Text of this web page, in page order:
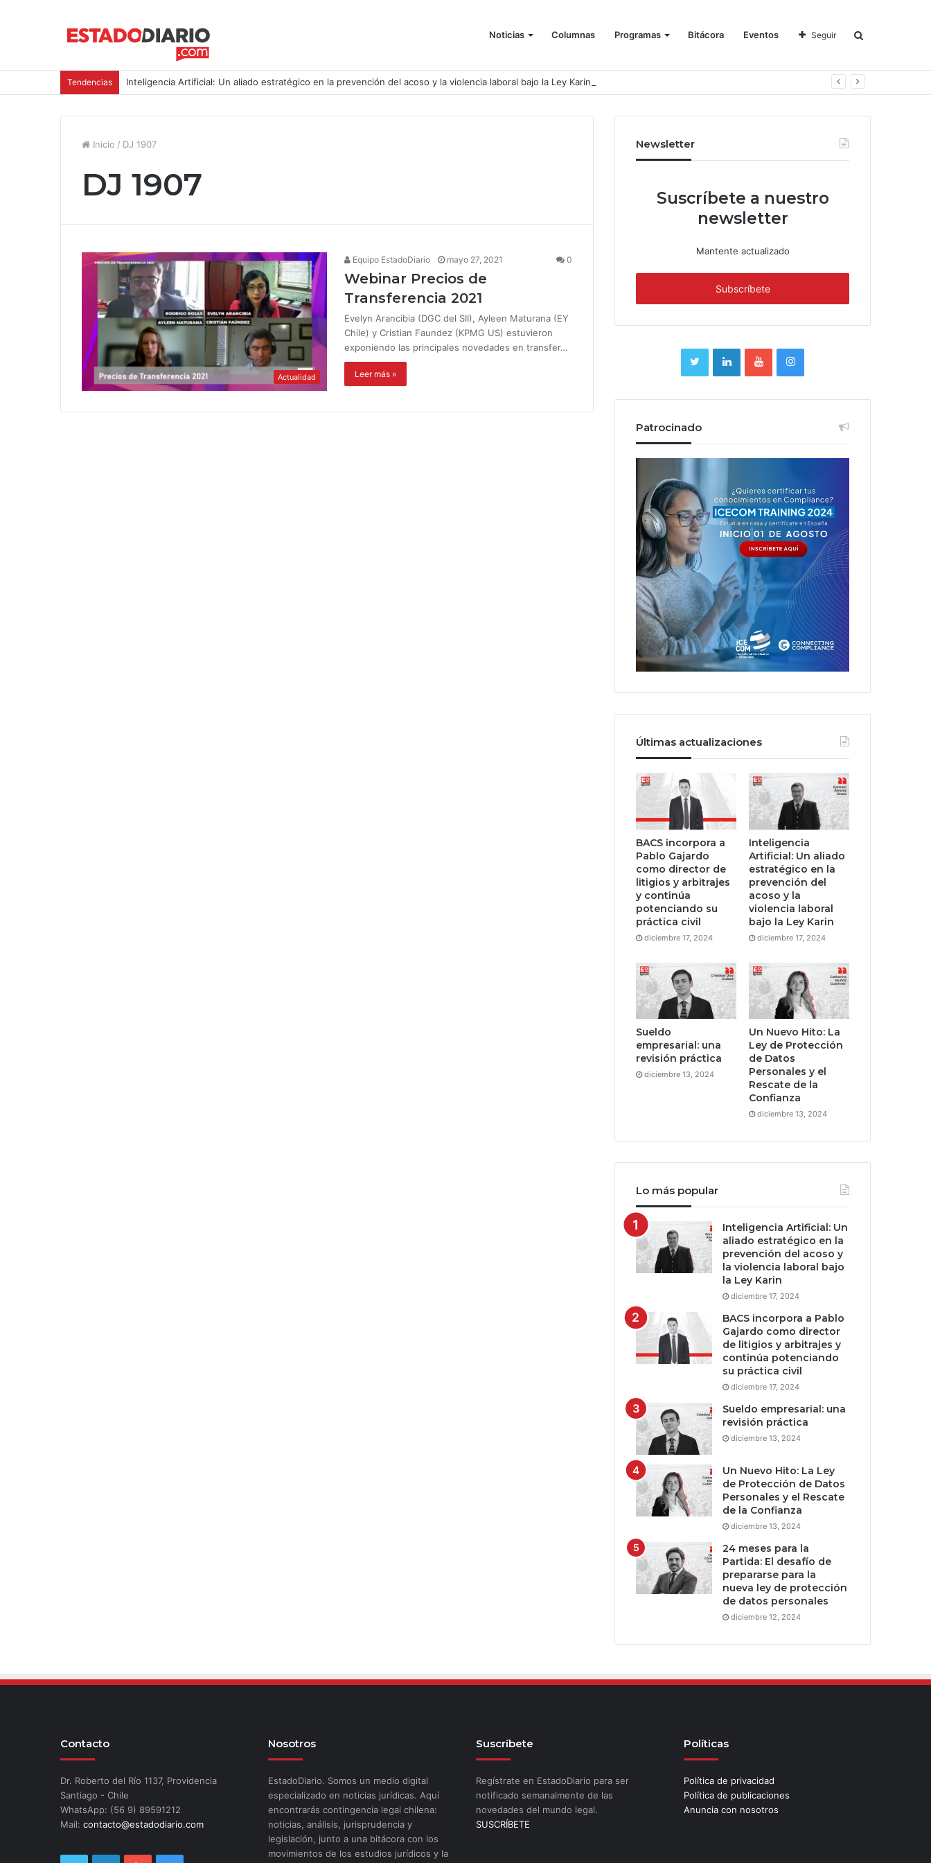
Noticias Columnas Programas Bitácora Eventos Seguir
Tendencias Inteligencia Artificial: Un aliado estratégico en la prevención del acoso y la violencia laboral bajo la Ley Karin
Inicio / DJ 1907
DJ 1907
Actualidad
Equipo EstadoDiario mayo 27, 2021 0
Webinar Precios de
Transferencia 2021
Evelyn Arancibia (DGC del SII), Ayleen Maturana (EY
Chile) y Cristian Faundez (KPMG US) estuvieron
exponiendo las principales novedades en transfer…
Leer más »
Newsletter
Suscríbete a nuestro
newsletter
Mantente actualizado
Patrocinado
Últimas actualizaciones
BACS incorpora a
Pablo Gajardo
como director de
litigios y arbitrajes
y continúa
potenciando su
práctica civil
diciembre 17, 2024
Inteligencia
Artificial: Un aliado
estratégico en la
prevención del
acoso y la
violencia laboral
bajo la Ley Karin
diciembre 17, 2024
Sueldo
empresarial: una
revisión práctica
diciembre 13, 2024
Un Nuevo Hito: La
Ley de Protección
de Datos
Personales y el
Rescate de la
Confianza
diciembre 13, 2024
Lo más popular
Inteligencia Artificial: Un
aliado estratégico en la
prevención del acoso y
la violencia laboral bajo
la Ley Karin
diciembre 17, 2024
BACS incorpora a Pablo
Gajardo como director
de litigios y arbitrajes y
continúa potenciando
su práctica civil
diciembre 17, 2024
Sueldo empresarial: una
revisión práctica
diciembre 13, 2024
Un Nuevo Hito: La Ley
de Protección de Datos
Personales y el Rescate
de la Confianza
diciembre 13, 2024
24 meses para la
Partida: El desafío de
prepararse para la
nueva ley de protección
de datos personales
diciembre 12, 2024
Contacto
Dr. Roberto del Río 1137, Providencia
Santiago - Chile
WhatsApp: (56 9) 89591212
Mail: contacto@estadodiario.com
Nosotros
EstadoDiario. Somos un medio digital
especializado en noticias jurídicas. Aquí
encontrarás contingencia legal chilena:
noticias, análisis, jurisprudencia y
legislación, junto a una bitácora con los
movimientos de los estudios jurídicos y la
Suscríbete
Regístrate en EstadoDiario para ser
notificado semanalmente de las
novedades del mundo legal.
SUSCRÍBETE
Políticas
Política de privacidad
Política de publicaciones
Anuncia con nosotros